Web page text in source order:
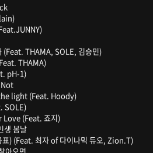
THAMA, SOLE, 김승민)
THAMA)
pH-1)
light (Feat. Hoody)
SOLE)
Love (Feat. 죠지)
생 봄날
표) (Feat. 최자 of 다이나믹 듀오, Zion.T)
아오면